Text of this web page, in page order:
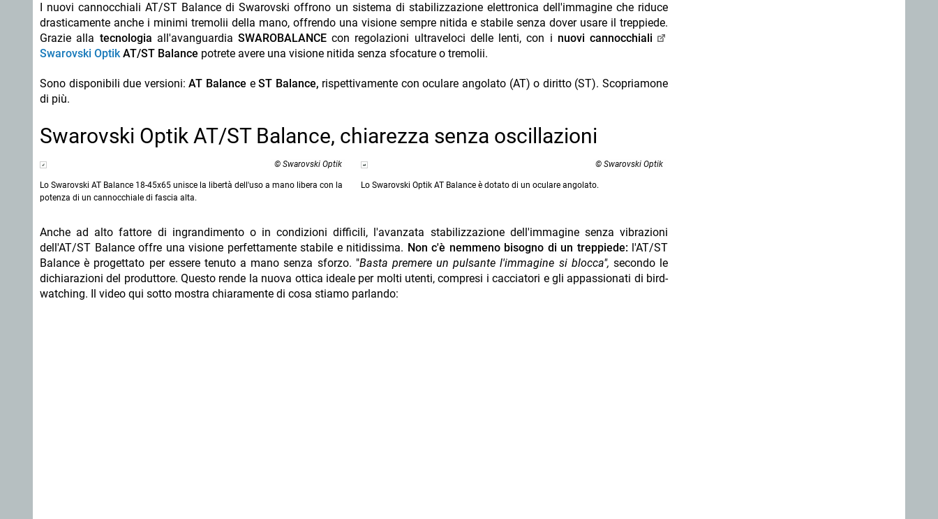
I nuovi cannocchiali AT/ST Balance di Swarovski offrono un sistema di stabilizzazione elettronica dell'immagine che riduce
drasticamente anche i minimi tremolii della mano, offrendo una visione sempre nitida e stabile senza dover usare il treppiede.
Grazie alla tecnologia all'avanguardia SWAROBALANCE con regolazioni ultraveloci delle lenti, con i nuovicannocchiali
Swarovski OptikAT/ST Balance potrete avere una visione nitida senza sfocature o tremolii.
Sono disponibili due versioni: AT Balance eST Balance, rispettivamente con oculare angolato (AT) o diritto (ST). Scopriamone
di più.
Swarovski Optik AT/ST Balance, chiarezza senza oscillazioni
© Swarovski Optik
Lo Swarovski AT Balance 18-45x65 unisce la libertà dell'uso a mano libera con la
potenza di un cannocchiale di fascia alta.
© Swarovski Optik
Lo Swarovski Optik AT Balance è dotato di un oculare angolato.
Anche ad alto fattore di ingrandimento o in condizioni difficili, l'avanzata stabilizzazione dell'immagine senza vibrazioni
dell'AT/ST Balance offre una visione perfettamente stabile e nitidissima. Non c'è nemmeno bisogno di un treppiede: l'AT/ST
Balance è progettato per essere tenuto a mano senza sforzo. "Basta premere un pulsante l'immagine si blocca", secondo le
dichiarazioni del produttore. Questo rende la nuova ottica ideale per molti utenti, compresi i cacciatori e gli appassionati di bird-
watching. Il video qui sotto mostra chiaramente di cosa stiamo parlando: